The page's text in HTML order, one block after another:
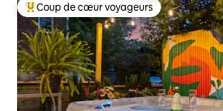
Coups de cœur voyageurs les plus
Coup de cœur voyageurs